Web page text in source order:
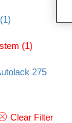
(1)
(1)
275
Clear Filter